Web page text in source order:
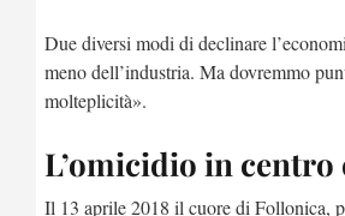
Due diversi modi di declinare
meno dell’industria. Ma dovremmo
molteplicità».
L’omicidio in centro
Il 13 aprile 2018 il cuore di Follonica,